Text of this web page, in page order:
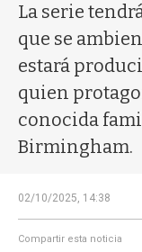
La serie
que se
estará
quien
conocida
Birmingham.
02/10/2025, 14:38
Compartir esta noticia